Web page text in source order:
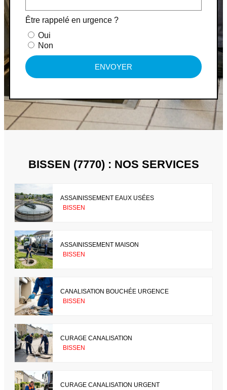
Être rappelé en urgence ?
Oui
Non
ENVOYER
BISSEN (7770) : NOS SERVICES
ASSAINISSEMENT EAUX USÉES
BISSEN
ASSAINISSEMENT MAISON
BISSEN
CANALISATION BOUCHÉE URGENCE
BISSEN
CURAGE CANALISATION
BISSEN
CURAGE CANALISATION URGENT